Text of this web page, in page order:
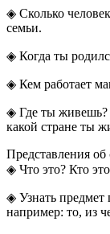
◈ Сколько
семьи.
◈ Когда ты
◈ Кем работает
◈ Где ты живешь?
какой стране ты
Представления
◈ Что это? Кто
◈ Узнать предмет
например: то, из